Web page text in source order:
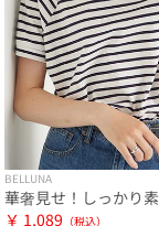
BELLUNA
￥ 1,089